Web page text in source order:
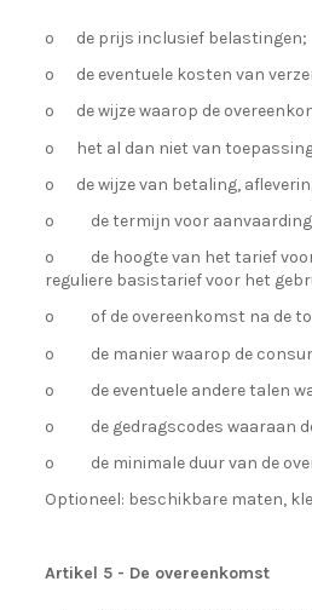
o
de prijs inclusief belastingen;
o
de eventuele kosten van
o
de wijze waarop de
o
het al dan niet van
o
de wijze van betaling,
o
de termijn voor
o
de hoogte van het tarief
reguliere basistarief voor het
o
of de overeenkomst na de
o
de manier waarop de
o
de eventuele andere talen
o
de gedragscodes waaraan
o
de minimale duur van de
Optioneel: beschikbare maten,
Artikel 5 - De overeenkomst